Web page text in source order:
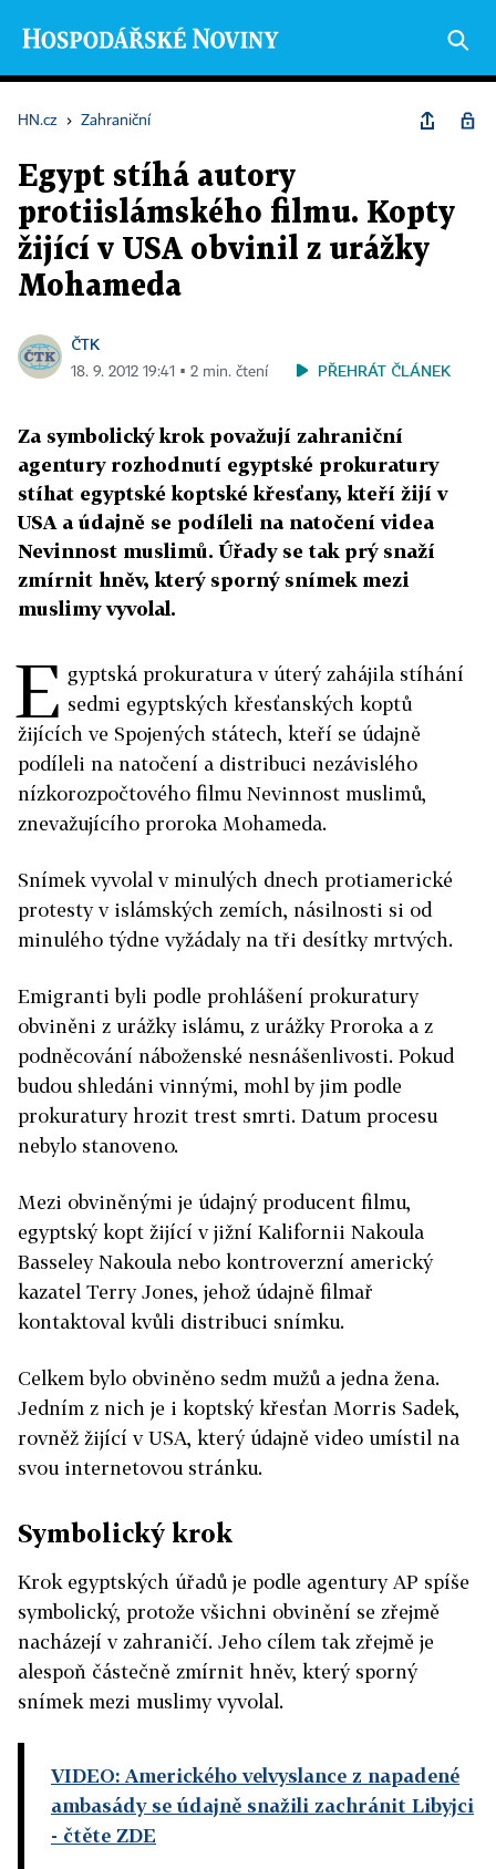
HN.cz › Zahraniční
Egypt stíhá autory
protiislámského filmu. Kopty
žijící v USA obvinil z urážky
Mohameda
ČTK
18. 9. 2012 19:41 ▪ 2 min. čtení PŘEHRÁT ČLÁNEK
Za symbolický krok považují zahraniční
agentury rozhodnutí egyptské prokuratury
stíhat egyptské koptské křesťany, kteří žijí v
USA a údajně se podíleli na natočení videa
Nevinnost muslimů. Úřady se tak prý snaží
zmírnit hněv, který sporný snímek mezi
muslimy vyvolal.
E gyptská prokuratura v úterý zahájila stíhání
sedmi egyptských křesťanských koptů
žijících ve Spojených státech, kteří se údajně
podíleli na natočení a distribuci nezávislého
nízkorozpočtového filmu Nevinnost muslimů,
znevažujícího proroka Mohameda.
Snímek vyvolal v minulých dnech protiamerické
protesty v islámských zemích, násilnosti si od
minulého týdne vyžádaly na tři desítky mrtvých.
Emigranti byli podle prohlášení prokuratury
obviněni z urážky islámu, z urážky Proroka a z
podněcování náboženské nesnášenlivosti. Pokud
budou shledáni vinnými, mohl by jim podle
prokuratury hrozit trest smrti. Datum procesu
nebylo stanoveno.
Mezi obviněnými je údajný producent filmu,
egyptský kopt žijící v jižní Kalifornii Nakoula
Basseley Nakoula nebo kontroverzní americký
kazatel Terry Jones, jehož údajně filmař
kontaktoval kvůli distribuci snímku.
Celkem bylo obviněno sedm mužů a jedna žena.
Jedním z nich je i koptský křesťan Morris Sadek,
rovněž žijící v USA, který údajně video umístil na
svou internetovou stránku.
Symbolický krok
Krok egyptských úřadů je podle agentury AP spíše
symbolický, protože všichni obvinění se zřejmě
nacházejí v zahraničí. Jeho cílem tak zřejmě je
alespoň částečně zmírnit hněv, který sporný
snímek mezi muslimy vyvolal.
VIDEO: Amerického velvyslance z napadené
ambasády se údajně snažili zachránit Libyjci
- čtěte ZDE